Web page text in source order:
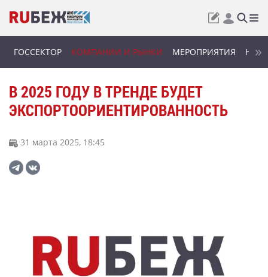
ГОССЕКТОР КОМПАНИИ И РЫНКИ МЕРОПРИЯТИЯ
В 2025 ГОДУ В ТРЕНДЕ БУДЕТ
ЭКСПОРТООРИЕНТИРОВАННОСТЬ
31 марта 2025, 18:45